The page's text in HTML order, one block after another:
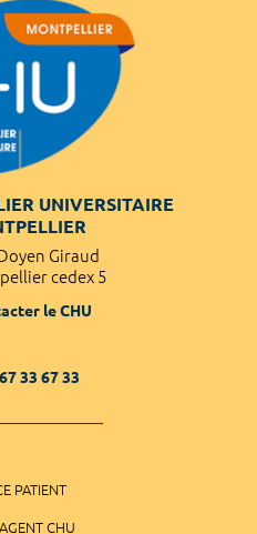
UNIVERSITAIRE
Giraud
cedex 5
le CHU
33 67 33
PATIENT
CHU